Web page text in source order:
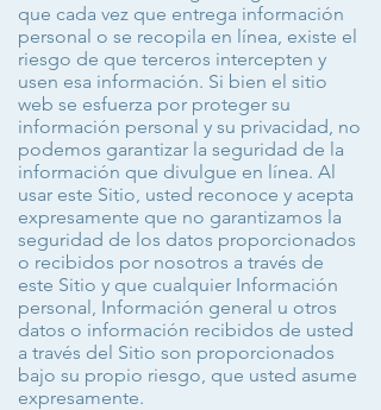
que cada vez que entrega información
personal o se recopila en línea, existe el
riesgo de que terceros intercepten y
usen esa información. Si bien el sitio
web se esfuerza por proteger su
información personal y su privacidad, no
podemos garantizar la seguridad de la
información que divulgue en línea. Al
usar este Sitio, usted reconoce y acepta
expresamente que no garantizamos la
seguridad de los datos proporcionados
o recibidos por nosotros a través de
este Sitio y que cualquier Información
personal, Información general u otros
datos o información recibidos de usted
a través del Sitio son proporcionados
bajo su propio riesgo, que usted asume
expresamente.